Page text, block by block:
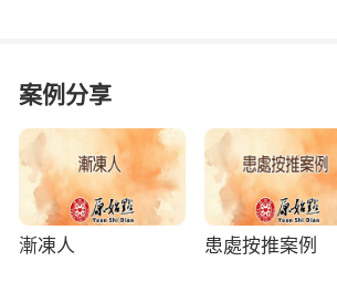
案例分享
漸凍人 患處按推案例